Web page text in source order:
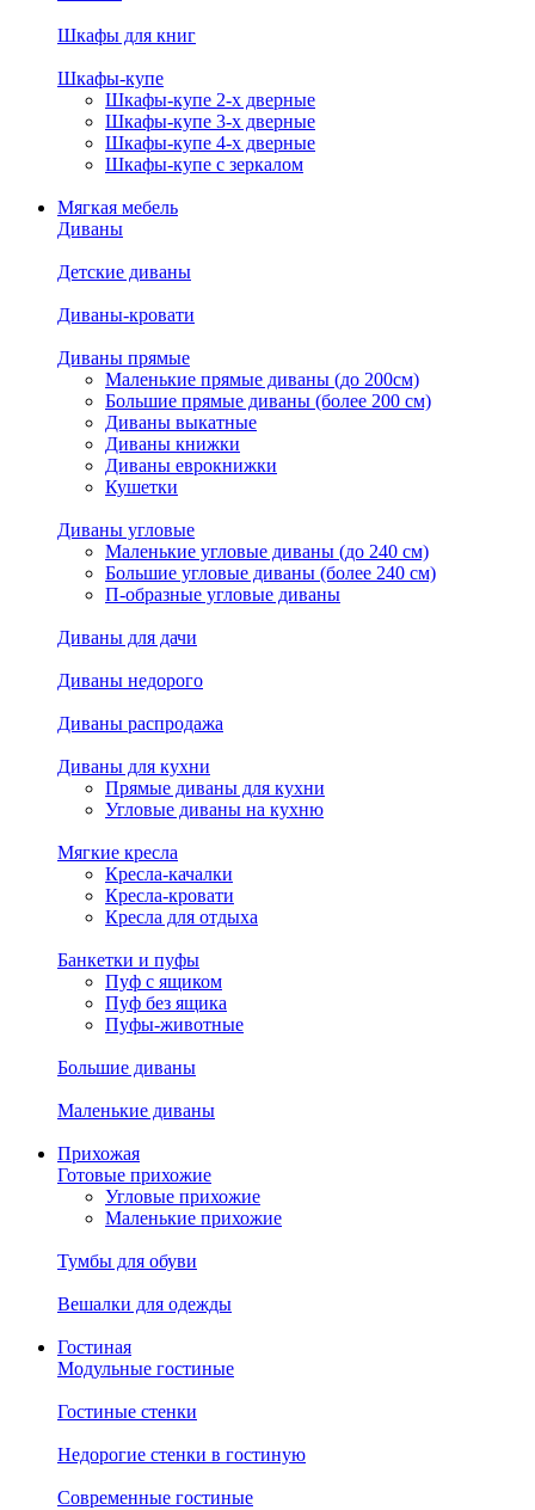
Шкафы для книг
Шкафы-купе
Шкафы-купе 2-х дверные
Шкафы-купе 3-х дверные
Шкафы-купе 4-х дверные
Шкафы-купе с зеркалом
Мягкая мебель
Диваны
Детские диваны
Диваны-кровати
Диваны прямые
Маленькие прямые диваны (до 200см)
Большие прямые диваны (более 200 см)
Диваны выкатные
Диваны книжки
Диваны еврокнижки
Кушетки
Диваны угловые
Маленькие угловые диваны (до 240 см)
Большие угловые диваны (более 240 см)
П-образные угловые диваны
Диваны для дачи
Диваны недорого
Диваны распродажа
Диваны для кухни
Прямые диваны для кухни
Угловые диваны на кухню
Мягкие кресла
Кресла-качалки
Кресла-кровати
Кресла для отдыха
Банкетки и пуфы
Пуф с ящиком
Пуф без ящика
Пуфы-животные
Большие диваны
Маленькие диваны
Прихожая
Готовые прихожие
Угловые прихожие
Маленькие прихожие
Тумбы для обуви
Вешалки для одежды
Гостиная
Модульные гостиные
Гостиные стенки
Недорогие стенки в гостиную
Современные гостиные